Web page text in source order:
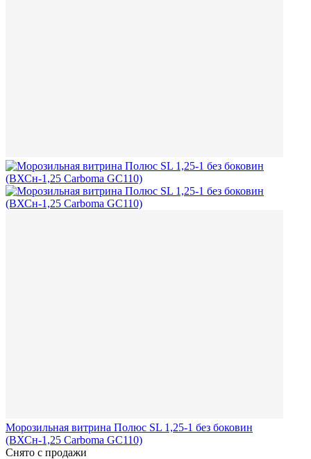
Морозильная витрина Полюс SL 1,25-1 без боковин
(ВХСн-1,25 Carboma GC110)
Снято с продажи